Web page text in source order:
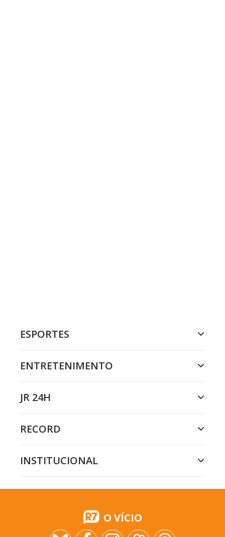
ESPORTES
ENTRETENIMENTO
JR 24H
RECORD
INSTITUCIONAL
O VÍCIO